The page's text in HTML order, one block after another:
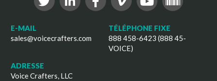
E-MAIL
sales@voicecrafters.com
TÉLÉPHONE FIXE
888 458-6423 (888 45-
VOICE)
ADRESSE
Voice Crafters, LLC